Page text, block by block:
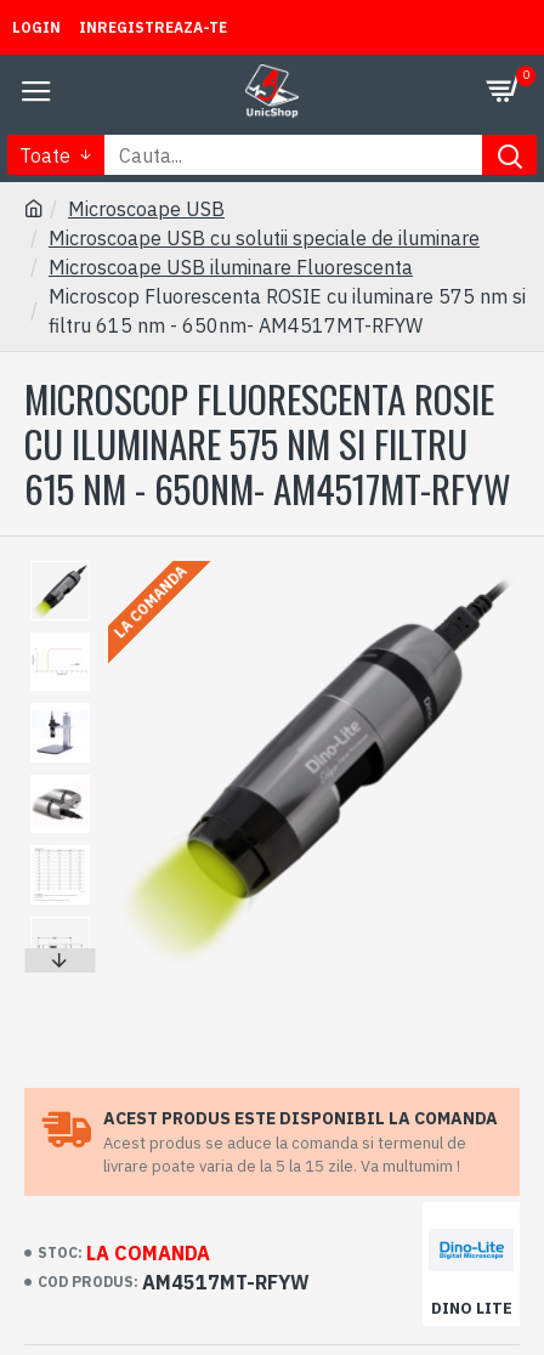
LOGIN INREGISTREAZA-TE
0
Toate
Microscoape USB
Microscoape USB cu solutii speciale de iluminare
Microscoape USB iluminare Fluorescenta
Microscop Fluorescenta ROSIE cu iluminare 575 nm si
filtru 615 nm - 650nm- AM4517MT-RFYW
MICROSCOP FLUORESCENTA ROSIE
CU ILUMINARE 575 NM SI FILTRU
615 NM - 650NM- AM4517MT-RFYW
LA COMANDA
ACEST PRODUS ESTE DISPONIBIL LA COMANDA
Acest produs se aduce la comanda si termenul de
livrare poate varia de la 5 la 15 zile. Va multumim !
STOC: LA COMANDA
COD PRODUS: AM4517MT-RFYW
DINO LITE